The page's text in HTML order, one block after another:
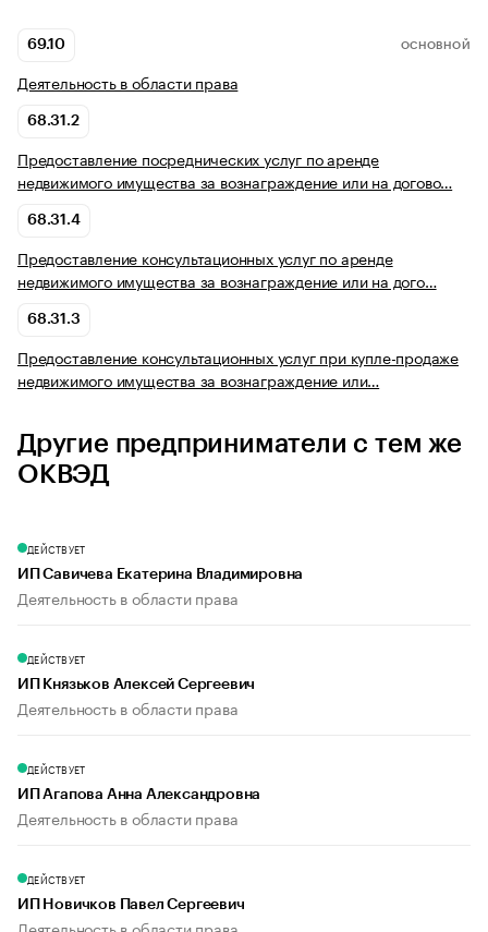
69.10 ОСНОВНОЙ
Деятельность в области права
68.31.2
Предоставление посреднических услуг по аренде
недвижимого имущества за вознаграждение или на догово…
68.31.4
Предоставление консультационных услуг по аренде
недвижимого имущества за вознаграждение или на дого…
68.31.3
Предоставление консультационных услуг при купле-продаже
недвижимого имущества за вознаграждение или…
Другие предприниматели с тем же
ОКВЭД
ДЕЙСТВУЕТ
ИП Савичева Екатерина Владимировна
Деятельность в области права
ДЕЙСТВУЕТ
ИП Князьков Алексей Сергеевич
Деятельность в области права
ДЕЙСТВУЕТ
ИП Агапова Анна Александровна
Деятельность в области права
ДЕЙСТВУЕТ
ИП Новичков Павел Сергеевич